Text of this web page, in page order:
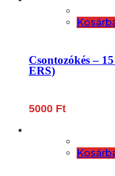
Csontozókés –
ERS)
5000 Ft